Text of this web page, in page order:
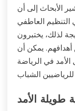
الأبحاث إلى أن
التنظيم العاطفي
لذلك، يختبرون
أهدافهم. يمكن أن
الأمد في الرياضة
طويلة الأمد